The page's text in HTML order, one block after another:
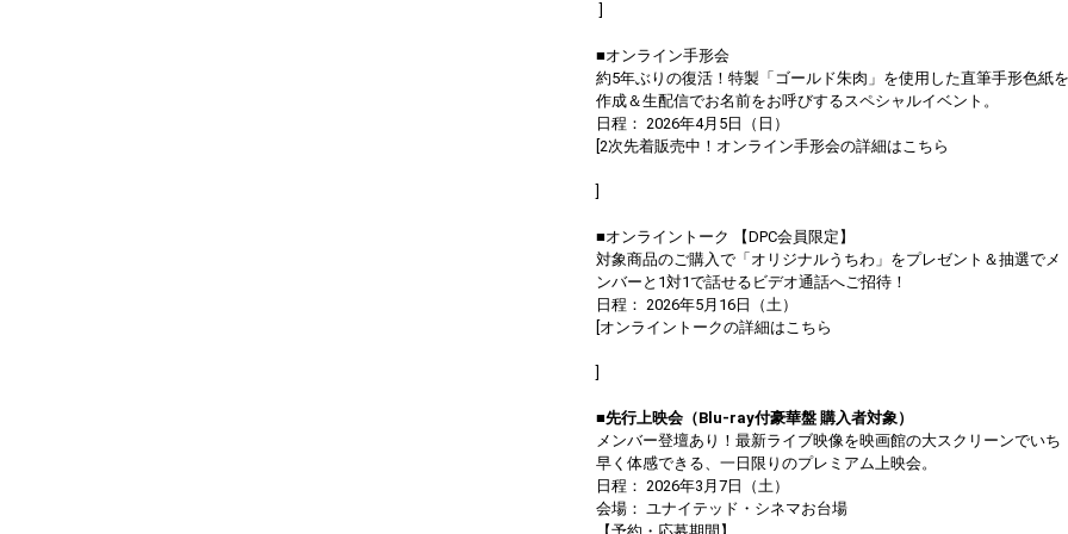
■オンライン手形会
約5年ぶりの復活！特製「ゴールド朱肉」を使用した直筆手形色紙を
作成＆生配信でお名前をお呼びするスペシャルイベント。
日程： 2026年4月5日（日）
[2次先着販売中！オンライン手形会の詳細はこちら
■オンライントーク 【DPC会員限定】
対象商品のご購入で「オリジナルうちわ」をプレゼント＆抽選でメ
ンバーと1対1で話せるビデオ通話へご招待！
日程： 2026年5月16日（土）
[オンライントークの詳細はこちら
■先行上映会（Blu-ray付豪華盤 購入者対象）
メンバー登壇あり！最新ライブ映像を映画館の大スクリーンでいち
早く体感できる、一日限りのプレミアム上映会。
日程： 2026年3月7日（土）
会場： ユナイテッド・シネマお台場